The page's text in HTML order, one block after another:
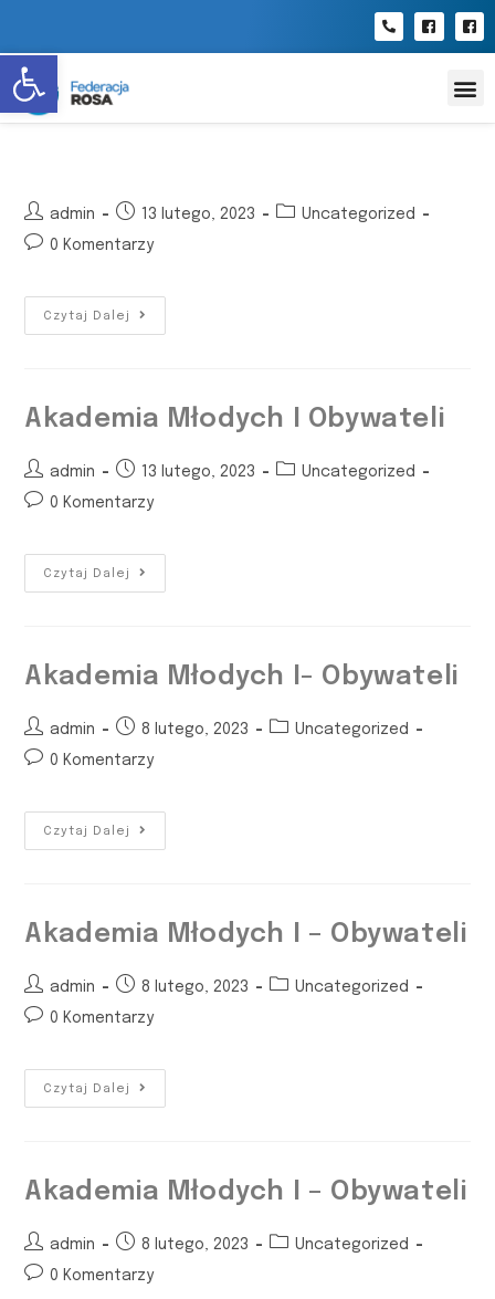
Open toolbar
admin 13 lutego, 2023
Uncategorized
0 Komentarzy
Czytaj Dalej
Akademia Młodych I Obywateli
admin 13 lutego, 2023
Uncategorized
0 Komentarzy
Czytaj Dalej
Akademia Młodych I- Obywateli
admin 8 lutego, 2023
Uncategorized
0 Komentarzy
Czytaj Dalej
Akademia Młodych I – Obywateli
admin 8 lutego, 2023
Uncategorized
0 Komentarzy
Czytaj Dalej
Akademia Młodych I – Obywateli
admin 8 lutego, 2023
Uncategorized
0 Komentarzy